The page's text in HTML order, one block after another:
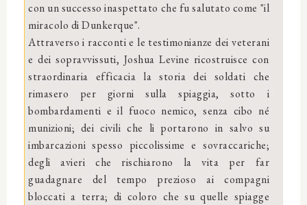
con un successo inaspettato che fu salutato come "il
miracolo di Dunkerque".
Attraverso i racconti e le testimonianze dei veterani
e dei sopravvissuti, Joshua Levine ricostruisce con
straordinaria efficacia la storia dei soldati che
rimasero per giorni sulla spiaggia, sotto i
bombardamenti e il fuoco nemico, senza cibo né
munizioni; dei civili che li portarono in salvo su
imbarcazioni spesso piccolissime e sovraccariche;
degli avieri che rischiarono la vita per far
guadagnare del tempo prezioso ai compagni
bloccati a terra; di coloro che su quelle spiagge